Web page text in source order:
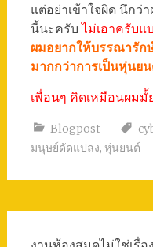
แต่อย่าเข้าใจผิด นึกว่
นี้นะครับไม่เอาครับแ
ผมอยากให้บรรณารัก
มากกว่าการเป็นหุ่นย
เพื่อนๆ คิดเหมือนผมมั้
Blogpost
มนุษย์ดัดแปลง, หุ่นยนต์